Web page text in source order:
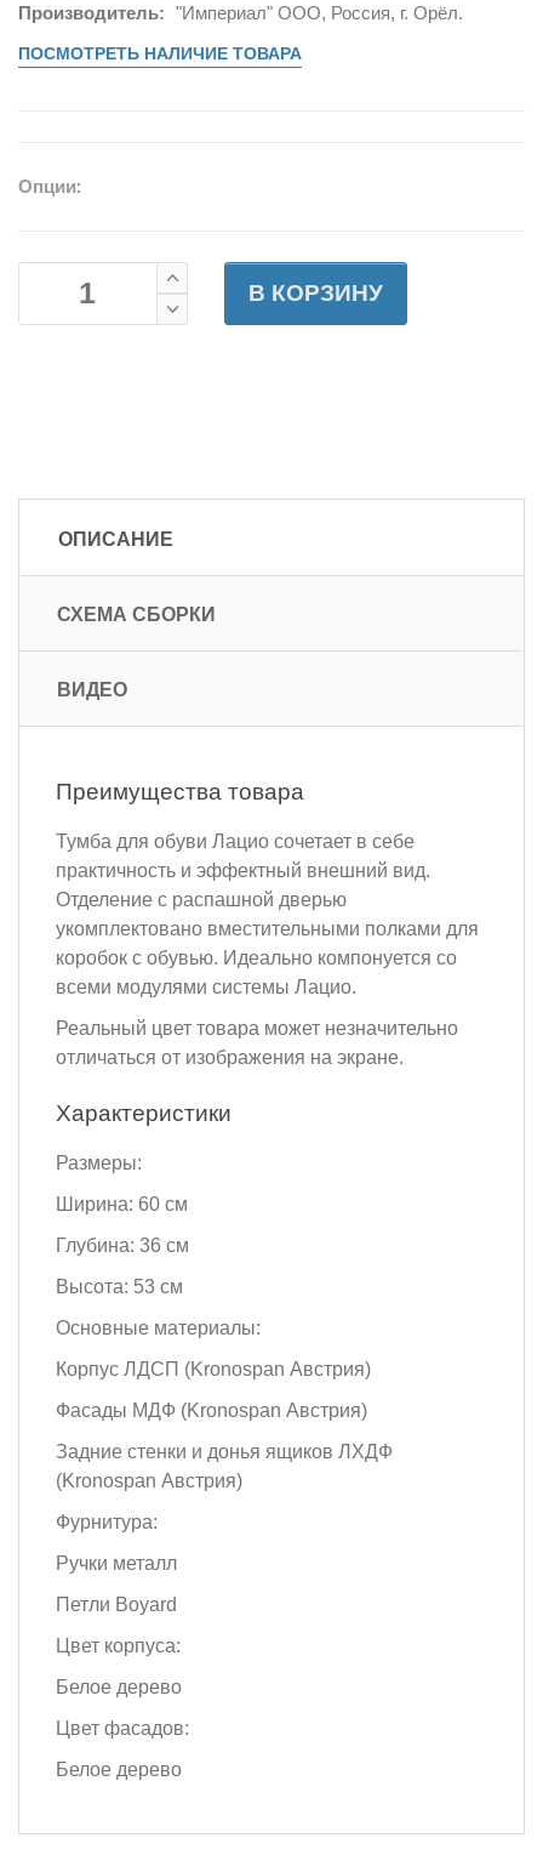
Производитель: "Империал" ООО, Россия, г. Орёл.
ПОСМОТРЕТЬ НАЛИЧИЕ ТОВАРА
Опции:
В КОРЗИНУ
ОПИСАНИЕ
СХЕМА СБОРКИ
ВИДЕО
Преимущества товара
Тумба для обуви Лацио сочетает в себе
практичность и эффектный внешний вид.
Отделение с распашной дверью
укомплектовано вместительными полками для
коробок с обувью. Идеально компонуется со
всеми модулями системы Лацио.
Реальный цвет товара может незначительно
отличаться от изображения на экране.
Характеристики
Размеры:
Ширина: 60 см
Глубина: 36 см
Высота: 53 см
Основные материалы:
Корпус ЛДСП (Kronospan Австрия)
Фасады МДФ (Kronospan Австрия)
Задние стенки и донья ящиков ЛХДФ
(Kronospan Австрия)
Фурнитура:
Ручки металл
Петли Boyard
Цвет корпуса:
Белое дерево
Цвет фасадов:
Белое дерево